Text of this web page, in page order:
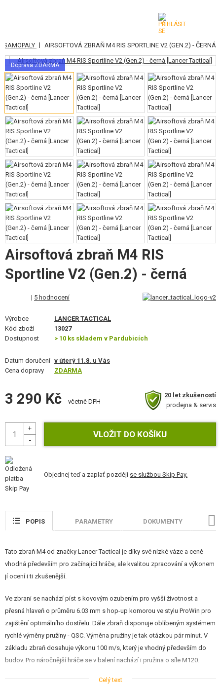
KATEGORIE
AIRSOFTOVÉ ZBRANĚ
VZDUCHOVÉ ZBRANĚ, PRAKY
GRANÁTOMETY, GRANÁTY
KULIČKY, PLYN
AKUMULÁTORY, NABÍJEČKY
ZÁSOBNÍKY, PLNIČKY
BRÝLE, MASKY
VÝSTROJ, UNIFORMY, POUZDRA
MASKOVÁNÍ, BARVY, PÁSKY
VYSÍLAČKY, HEADSETY, KAMERY
DOPLŇKY KE ZBRANÍM, POPRUHY
NÁHRADNÍ DÍLY, UPGRADE
SERVIS A ÚDRŽBA ZBRANÍ
SEBEOBRANA, VÝCVIK, NOŽE
OUTDOOR A BUSHCRAFT
JÍDLO
STAVEBNICE, MODELY
REKLAMNÍ PŘEDMĚTY
POŠKOZENÉ, POUŽITÉ ZBOŽÍ
NOVINKY
KONTAKT
SAMOPALY | AIRSOFTOVÁ ZBRAŇ M4 RIS SPORTLINE V2 (GEN.2) - ČERNÁ
Doprava ZDARMA
Airsoftová zbraň M4 RIS
Sportline V2 (Gen.2) - černá
| 5 hodnocení
Výrobce
LANCER TACTICAL
Kód zboží
13027
Dostupnost
> 10 ks skladem v Pardubicích
Datum doručení v úterý 11.8. u Vás
Cena dopravy
ZDARMA
3 290 Kč včetně DPH
20 let zkušeností
prodejna & servis
Objednej teď a zaplať později se službou Skip Pay.
POPIS PARAMETRY DOKUMENTY
Tato zbraň M4 od značky Lancer Tactical je díky své nízké váze a ceně
vhodná především pro začínající hráče, ale kvalitou zpracování a výkonem
jí ocení i ti zkušenější.
Ve zbrani se nachází píst s kovovým ozubením pro vyšší životnost a
přesná hlaveň o průměru 6.03 mm s hop-up komorou ve stylu ProWin pro
zajištění optimálního dostřelu. Dále zbraň disponuje oblíbeným systémem
rychlé výměny pružiny - QSC. Výměna pružiny je tak otázkou pár minut. V
základu zbraň dosahuje výkonu 100 m/s, který je vhodný především do
budov. Pro náročnější hráče se v balení nachází i pružina o síle M120.
Tělo a předpažbí z lehkého odolného polymeru
Celý text